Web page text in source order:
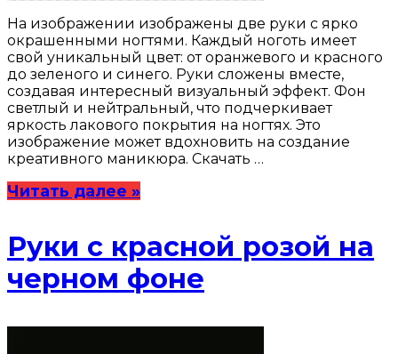
На изображении изображены две руки с ярко
окрашенными ногтями. Каждый ноготь имеет
свой уникальный цвет: от оранжевого и красного
до зеленого и синего. Руки сложены вместе,
создавая интересный визуальный эффект. Фон
светлый и нейтральный, что подчеркивает
яркость лакового покрытия на ногтях. Это
изображение может вдохновить на создание
креативного маникюра. Скачать …
Читать далее »
Руки с красной розой на
черном фоне